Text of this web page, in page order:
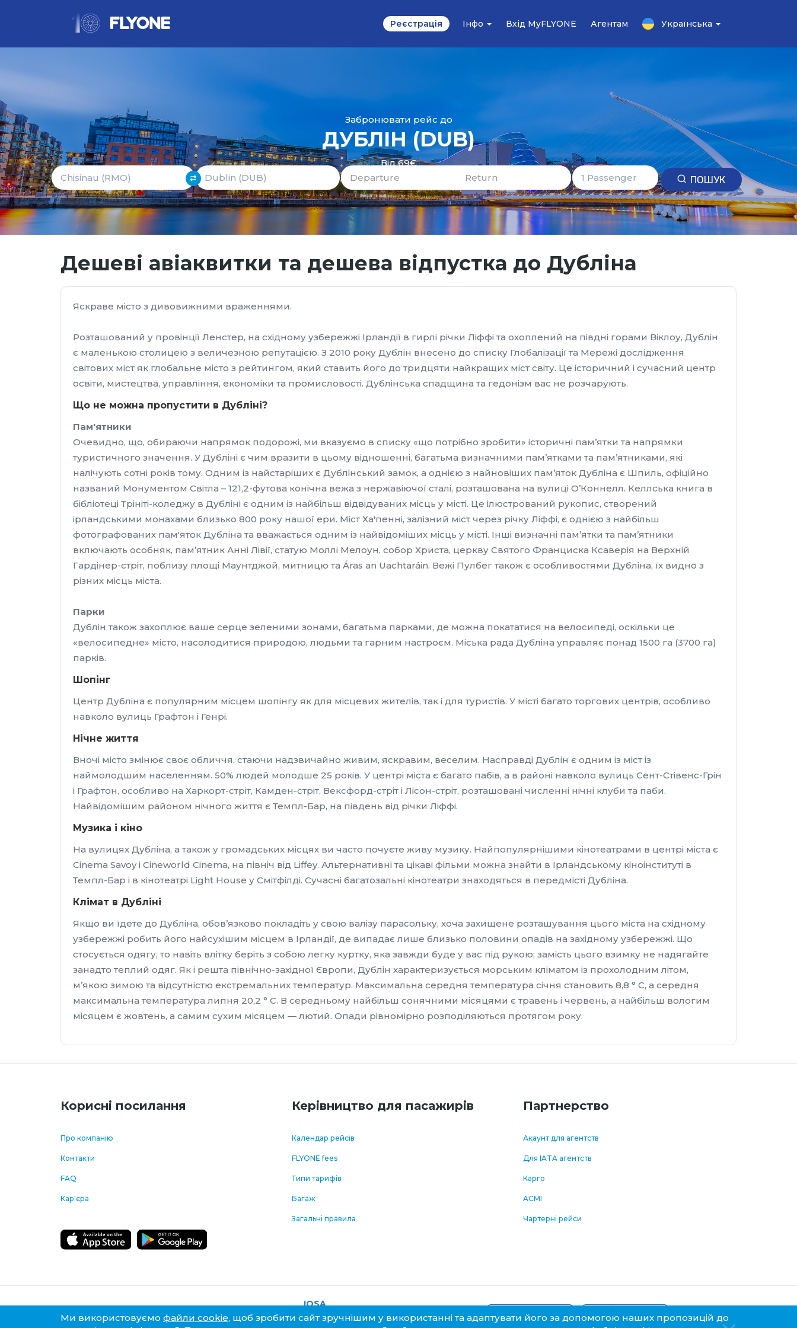
Реєстрація Інфо Вхід MyFLYONE Агентам Українська
Забронювати рейс до
ДУБЛІН(DUB)
Від 69€
ПОШУК
Дешеві авіаквитки та дешева відпустка до Дубліна
Яскраве місто з дивовижними враженнями.
Розташований у провінції Ленстер, на східному узбережжі Ірландії в гирлі річки Ліффі та охоплений на півдні горами Віклоу, Дублін
є маленькою столицею з величезною репутацією. З 2010 року Дублін внесено до списку Глобалізації та Мережі дослідження
світових міст як глобальне місто з рейтингом, який ставить його до тридцяти найкращих міст світу. Це історичний і сучасний центр
освіти, мистецтва, управління, економіки та промисловості. Дублінська спадщина та гедонізм вас не розчарують.
Що не можна пропустити в Дубліні?
Пам'ятники
Очевидно, що, обираючи напрямок подорожі, ми вказуємо в списку «що потрібно зробити» історичні пам’ятки та напрямки
туристичного значення. У Дубліні є чим вразити в цьому відношенні, багатьма визначними пам’ятками та пам’ятниками, які
налічують сотні років тому. Одним із найстаріших є Дублінський замок, а однією з найновіших пам’яток Дубліна є Шпиль, офіційно
названий Монументом Світла – 121,2-футова конічна вежа з нержавіючої сталі, розташована на вулиці О’Коннелл. Келлська книга в
бібліотеці Трініті-коледжу в Дубліні є одним із найбільш відвідуваних місць у місті. Це ілюстрований рукопис, створений
ірландськими монахами близько 800 року нашої ери. Міст Ха'пенні, залізний міст через річку Ліффі, є однією з найбільш
фотографованих пам'яток Дубліна та вважається одним із найвідоміших місць у місті. Інші визначні пам’ятки та пам’ятники
включають особняк, пам’ятник Анні Лівії, статую Моллі Мелоун, собор Христа, церкву Святого Франциска Ксаверія на Верхній
Гардінер-стріт, поблизу площі Маунтджой, митницю та Áras an Uachtaráin. Вежі Пулбег також є особливостями Дубліна, їх видно з
різних місць міста.
Парки
Дублін також захоплює ваше серце зеленими зонами, багатьма парками, де можна покататися на велосипеді, оскільки це
«велосипедне» місто, насолодитися природою, людьми та гарним настроєм. Міська рада Дубліна управляє понад 1500 га (3700 га)
парків.
Шопінг
Центр Дубліна є популярним місцем шопінгу як для місцевих жителів, так і для туристів. У місті багато торгових центрів, особливо
навколо вулиць Графтон і Генрі.
Нічне життя
Вночі місто змінює своє обличчя, стаючи надзвичайно живим, яскравим, веселим. Насправді Дублін є одним із міст із
наймолодшим населенням. 50% людей молодше 25 років. У центрі міста є багато пабів, а в районі навколо вулиць Сент-Стівенс-Грін
і Графтон, особливо на Харкорт-стріт, Камден-стріт, Вексфорд-стріт і Лісон-стріт, розташовані численні нічні клуби та паби.
Найвідомішим районом нічного життя є Темпл-Бар, на південь від річки Ліффі.
Музика і кіно
На вулицях Дубліна, а також у громадських місцях ви часто почуєте живу музику. Найпопулярнішими кінотеатрами в центрі міста є
Cinema Savoy і Cineworld Cinema, на північ від Liffey. Альтернативні та цікаві фільми можна знайти в Ірландському кіноінституті в
Темпл-Бар і в кінотеатрі Light House у Смітфілді. Сучасні багатозальні кінотеатри знаходяться в передмісті Дубліна.
Клімат в Дубліні
Якщо ви їдете до Дубліна, обов’язково покладіть у свою валізу парасольку, хоча захищене розташування цього міста на східному
узбережжі робить його найсухішим місцем в Ірландії, де випадає лише близько половини опадів на західному узбережжі. Що
стосується одягу, то навіть влітку беріть з собою легку куртку, яка завжди буде у вас під рукою; замість цього взимку не надягайте
занадто теплий одяг. Як і решта північно-західної Європи, Дублін характеризується морським кліматом із прохолодним літом,
м’якою зимою та відсутністю екстремальних температур. Максимальна середня температура січня становить 8,8 ° C, а середня
максимальна температура липня 20,2 ° C. В середньому найбільш сонячними місяцями є травень і червень, а найбільш вологим
місяцем є жовтень, а самим сухим місяцем — лютий. Опади рівномірно розподіляються протягом року.
Корисні посилання
Про компанію
Контакти
FAQ
Кар'єра
Керівництво для пасажирів
Календар рейсів
FLYONE fees
Типи тарифів
Багаж
Загальні правила
Партнерство
Акаунт для агентств
Для IATA агентств
Карго
ACMI
Чартерні рейси
Ми використовуємо файли cookie, щоб зробити сайт зручнішим у використанні та адаптувати його за допомогою наших пропозицій до
2026 © FLYONE LLC. All rights
reserved. Powered by GoQuo.
IOSA
Registered
policy
Cookies
of Use